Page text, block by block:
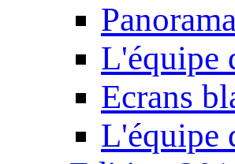
Panorama
L'équipe
Ecrans
L'équipe